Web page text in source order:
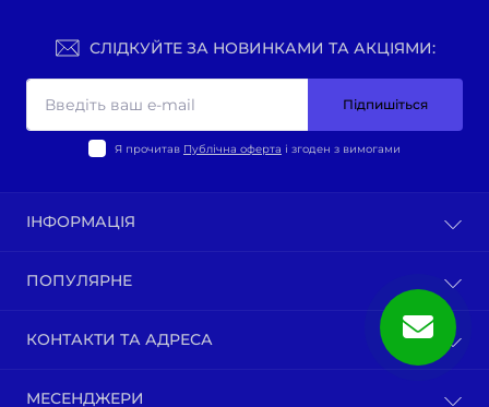
СЛІДКУЙТЕ ЗА НОВИНКАМИ ТА АКЦІЯМИ:
Підпишіться
Я прочитав Публічна оферта і згоден з вимогами
ІНФОРМАЦІЯ
Політика конфіденційності
Про нас
Карта сайту
ПОПУЛЯРНЕ
Запчастини мотоциклів китай
Бензопили / тримера (мотокоси) та запчастини
КОНТАКТИ ТА АДРЕСА
МЕСЕНДЖЕРИ